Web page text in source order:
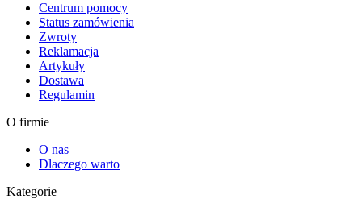
Centrum pomocy
Status zamówienia
Zwroty
Reklamacja
Artykuły
Dostawa
Regulamin
O firmie
O nas
Dlaczego warto
Kategorie